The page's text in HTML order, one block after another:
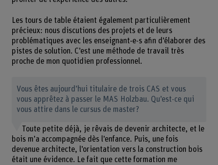
Les tours de table étaient également particulièrement
précieux: nous discutions des projets et de leurs
problématiques avec les enseignant‑e-s afin d’élaborer des
pistes de solution. C’est une méthode de travail très
proche de mon quotidien professionnel.
Vous êtes aujourd’hui titulaire de trois CAS et vous
vous apprêtez à passer le MAS Holzbau. Qu’est-ce qui
vous attire dans le cursus de master?
Toute petite déjà, je rêvais de devenir architecte, et le
bois m’a accompagnée dès l’enfance. Puis, une fois
devenue architecte, l’orientation vers la construction bois
était une évidence. Le fait que cette formation me